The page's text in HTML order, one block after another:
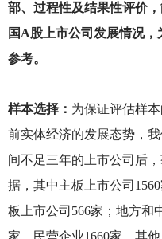
部、过程性及结果性评价
国A股上市公司发展情况
参考。
样本选择： 为保证评估样
前实体经济的发展态势，
间不足三年的上市公司后
据，其中主板上市公司
板上市公司566家；地方和